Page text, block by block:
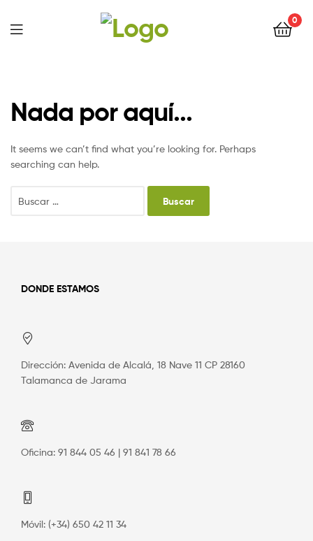
0
Nada por aquí...
It seems we can’t find what you’re looking for. Perhaps
searching can help.
DONDE ESTAMOS
Dirección: Avenida de Alcalá, 18 Nave 11 CP 28160
Talamanca de Jarama
Oficina: 91 844 05 46 | 91 841 78 66
Móvil: (+34) 650 42 11 34